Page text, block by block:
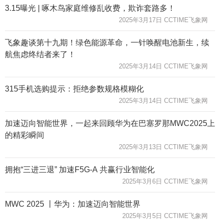
3.15曝光 | 啄木鸟家庭维修乱收费，欺诈套路多！
2025年3月17日 CCTIME飞象网
飞象趣谈第十九期！绿色能源革命，一针唤醒电池新生，续
航焦虑终结者来了！
2025年3月14日 CCTIME飞象网
315手机选购提示：拒绝参数规格模糊化
2025年3月14日 CCTIME飞象网
加速迈向智能世界，一起来回顾华为在巴塞罗那MWC2025上
的精彩瞬间
2025年3月13日 CCTIME飞象网
拥抱“三进三退” 加速F5G-A 共赢行业智能化
2025年3月6日 CCTIME飞象网
MWC 2025 丨华为：加速迈向智能世界
2025年3月5日 CCTIME飞象网